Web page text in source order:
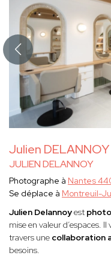
Julien DELANNOY
JULIEN DELANNOY
Photographe à Nantes
Se déplace à Montreuil-
Julien Delannoyest
mise en valeur d’espaces.
travers une collaboration
besoins.